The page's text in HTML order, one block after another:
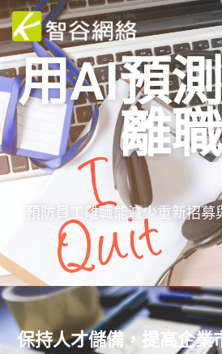
用AI預
離
預防員工離職能減少重新招募
保持人才儲備，提高企業